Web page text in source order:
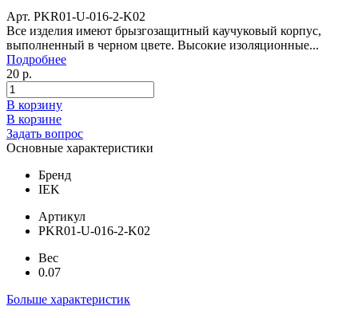
Арт. PKR01-U-016-2-K02
Все изделия имеют брызгозащитный каучуковый корпус,
выполненный в черном цвете. Высокие изоляционные...
Подробнее
20 р.
В корзину
В корзине
Задать вопрос
Основные характеристики
Бренд
IEK
Артикул
PKR01-U-016-2-K02
Вес
0.07
Больше характеристик